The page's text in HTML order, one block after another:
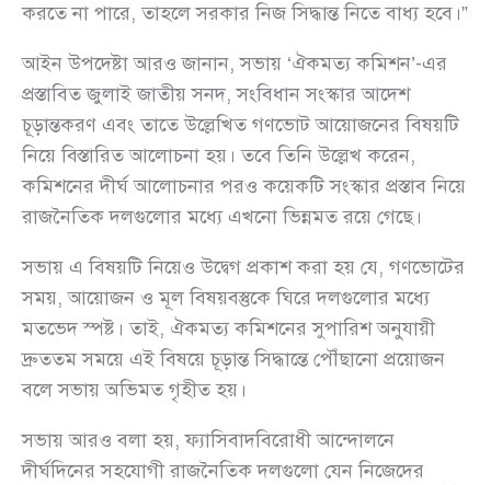
করতে না পারে, তাহলে সরকার নিজ সিদ্ধান্ত নিতে বাধ্য হবে।”
আইন উপদেষ্টা আরও জানান, সভায় ‘ঐকমত্য কমিশন’-এর
প্রস্তাবিত জুলাই জাতীয় সনদ, সংবিধান সংস্কার আদেশ
চূড়ান্তকরণ এবং তাতে উল্লেখিত গণভোট আয়োজনের বিষয়টি
নিয়ে বিস্তারিত আলোচনা হয়। তবে তিনি উল্লেখ করেন,
কমিশনের দীর্ঘ আলোচনার পরও কয়েকটি সংস্কার প্রস্তাব নিয়ে
রাজনৈতিক দলগুলোর মধ্যে এখনো ভিন্নমত রয়ে গেছে।
সভায় এ বিষয়টি নিয়েও উদ্বেগ প্রকাশ করা হয় যে, গণভোটের
সময়, আয়োজন ও মূল বিষয়বস্তুকে ঘিরে দলগুলোর মধ্যে
মতভেদ স্পষ্ট। তাই, ঐকমত্য কমিশনের সুপারিশ অনুযায়ী
দ্রুততম সময়ে এই বিষয়ে চূড়ান্ত সিদ্ধান্তে পৌঁছানো প্রয়োজন
বলে সভায় অভিমত গৃহীত হয়।
সভায় আরও বলা হয়, ফ্যাসিবাদবিরোধী আন্দোলনে
দীর্ঘদিনের সহযোগী রাজনৈতিক দলগুলো যেন নিজেদের